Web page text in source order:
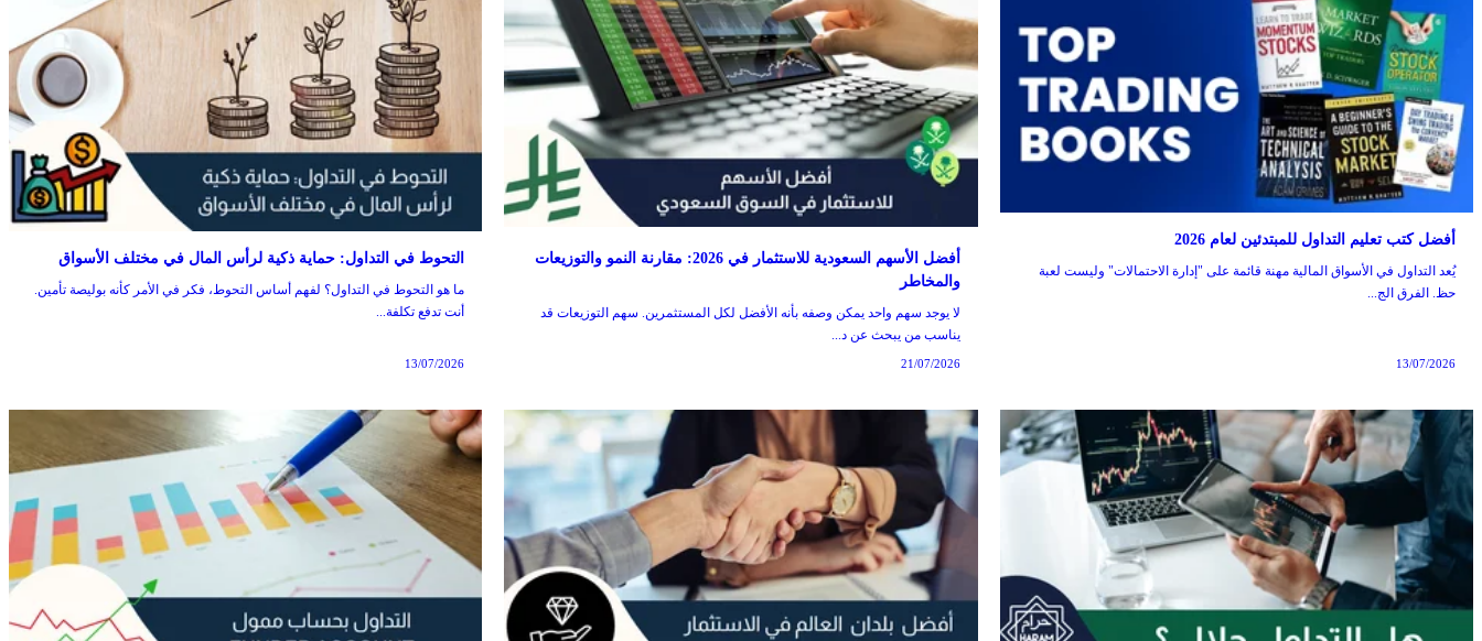
أفضل كتب تعليم التداول للمبتدئين لعام 2026
يُعد التداول في الأسواق المالية مهنة قائمة على "إدارة الاحتمالات" وليست لعبة
حظ. الفرق الج...
13/07/2026
أفضل الأسهم السعودية للاستثمار في 2026: مقارنة النمو والتوزيعات
والمخاطر
لا يوجد سهم واحد يمكن وصفه بأنه الأفضل لكل المستثمرين. سهم التوزيعات قد
يناسب من يبحث عن د...
21/07/2026
التحوط في التداول: حماية ذكية لرأس المال في مختلف الأسواق
ما هو التحوط في التداول؟ لفهم أساس التحوط، فكر في الأمر كأنه بوليصة تأمين.
أنت تدفع تكلفة...
13/07/2026